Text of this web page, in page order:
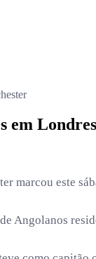
em
marcou este
Angolanos